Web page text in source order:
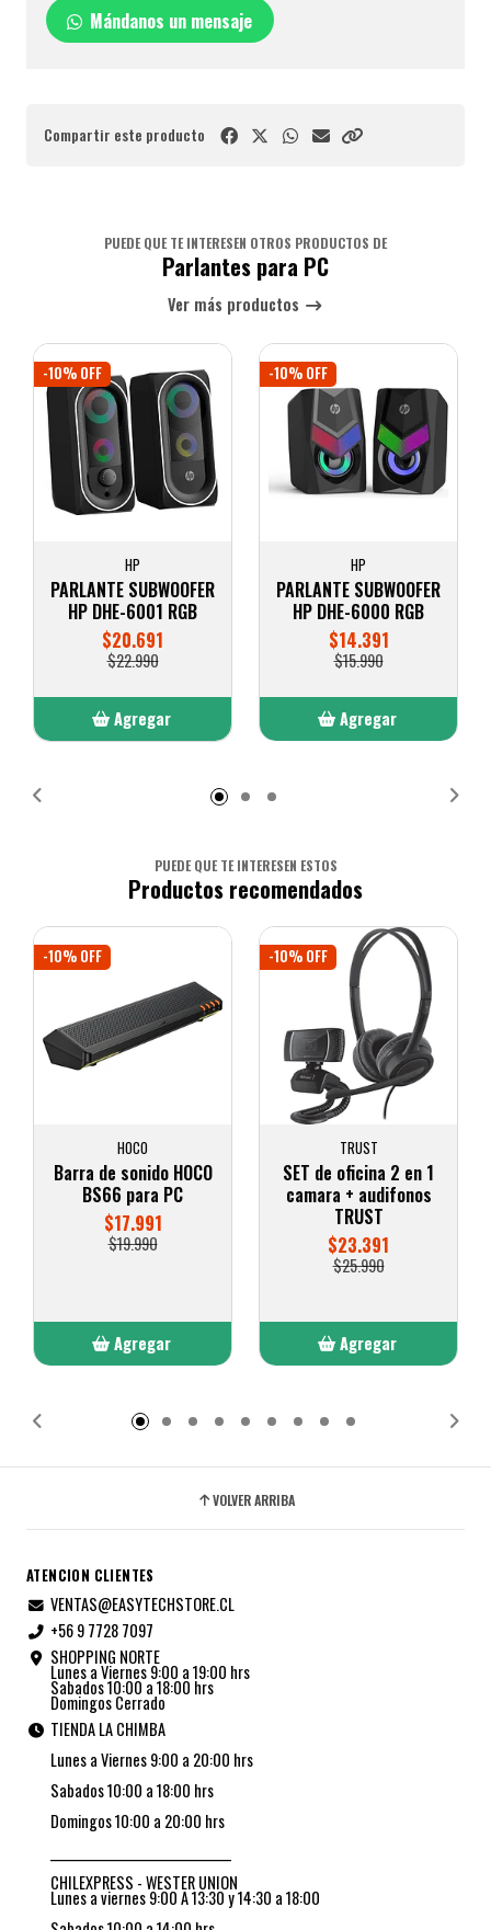
Mándanos un mensaje
Compartir este producto
PUEDE QUE TE INTERESEN OTROS PRODUCTOS DE
Parlantes para PC
Ver más productos
-10% OFF
HP
PARLANTE SUBWOOFER
HP DHE-6001 RGB
$20.691
$22.990
Agregar
-10% OFF
HP
PARLANTE SUBWOOFER
HP DHE-6000 RGB
$14.391
$15.990
Agregar
PUEDE QUE TE INTERESEN ESTOS
Productos recomendados
-10% OFF
HOCO
Barra de sonido HOCO
BS66 para PC
$17.991
$19.990
Agregar
-10% OFF
TRUST
SET de oficina 2 en 1
camara + audifonos
TRUST
$23.391
$25.990
Agregar
VOLVER ARRIBA
ATENCION CLIENTES
VENTAS@EASYTECHSTORE.CL
+56 9 7728 7097
SHOPPING NORTE
Lunes a Viernes 9:00 a 19:00 hrs
Sabados 10:00 a 18:00 hrs
Domingos Cerrado
TIENDA LA CHIMBA
Lunes a Viernes 9:00 a 20:00 hrs
Sabados 10:00 a 18:00 hrs
Domingos 10:00 a 20:00 hrs
CHILEXPRESS - WESTER UNION
Lunes a viernes 9:00 A 13:30 y 14:30 a 18:00